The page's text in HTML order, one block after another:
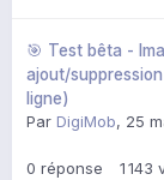
🎯 Test bêta -
ajout/
ligne)
Par DigiMob, 25
0 réponse 1 143